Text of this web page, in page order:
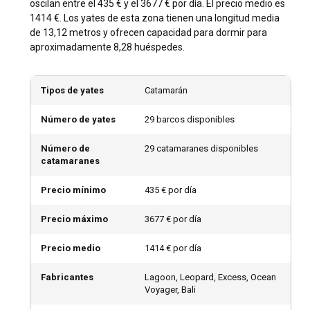
cómoda. Las temporadas de baja actividad también
proporcionan entornos de navegación tranquilos y tarifas
de alquiler más baratas.
navegación en el Pacífico Sur y Oceanía?
temperaturas cálidas del mar y vientos suaves, lo
el Pacífico Sur y Oceanía es principalmente tropical, pero
permanece bastante constante en temperatura todo el
tropicales que proporcionan un refrescante alivio del cálido
¿Cómo explorar la historia y cultura del Pacífico
El Pacífico Sur y Oceanía ofrece un rico patrimonio cultural.
oscilan entre el 435 € y el 3677 € por día. El precio medio es
1414 €. Los yates de esta zona tienen una longitud media
de 13,12 metros y ofrecen capacidad para dormir para
aproximadamente 8,28 huéspedes.
Tipos de yates Catamarán
Número de yates 29 barcos disponibles
Número de
catamaranes
29 catamaranes disponibles
Precio mínimo 435 € por día
Precio máximo 3677 € por día
Precio medio 1414 € por día
Fabricantes
Lagoon, Leopard, Excess, Ocean
Voyager, Bali